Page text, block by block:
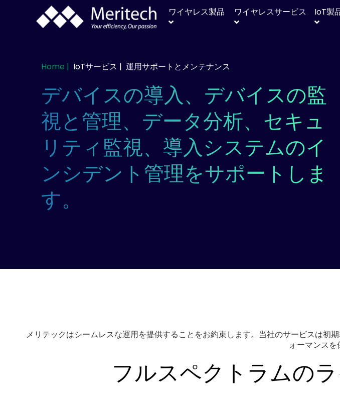
ワイヤレス製品 ワイヤレスサービス IoT製
Home | IoTサービス | 運用サポートとメンテナンス
デバイスの導入、デバイスの監
視と管理、データ分析、セキュ
リティ監視、導入システムのイ
ンシデント管理をサポートしま
す。
メリテックはシームレスな運用を提供することをお約束します。当社のサービスは
ォーマンスを
フルスペクトラムの